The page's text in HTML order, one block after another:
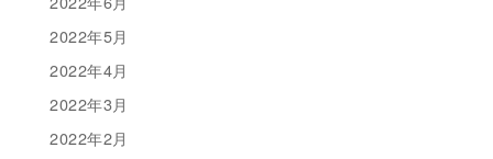
2022年5月
2022年4月
2022年3月
2022年2月